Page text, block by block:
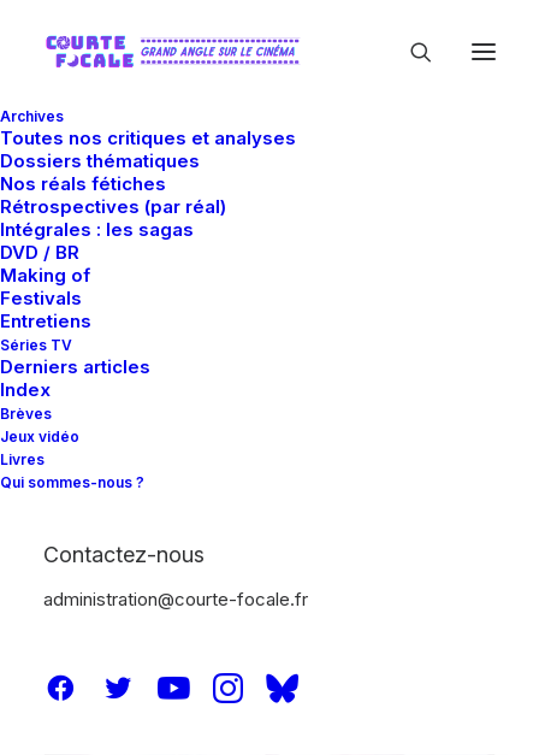
Archives
Toutes nos critiques et analyses
Dossiers thématiques
Nos réals fétiches
Rétrospectives (par réal)
Intégrales : les sagas
DVD / BR
Making of
Festivals
Entretiens
Séries TV
Derniers articles
Index
Brèves
Jeux vidéo
Livres
Qui sommes-nous ?
Contactez-nous
administration@courte-focale.fr